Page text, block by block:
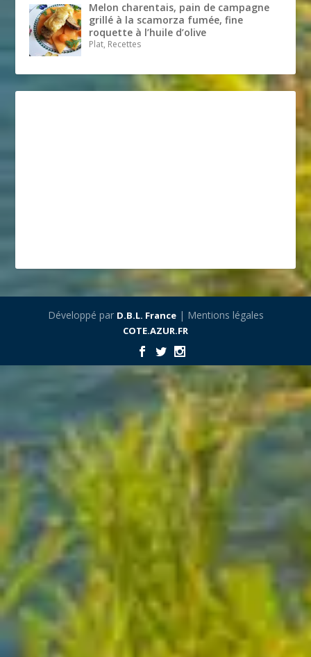
Melon charentais, pain de campagne
grillé à la scamorza fumée, fine
roquette à l’huile d’olive
Plat, Recettes
Développé par D.B.L. France| Mentions légales
COTE.AZUR.FR